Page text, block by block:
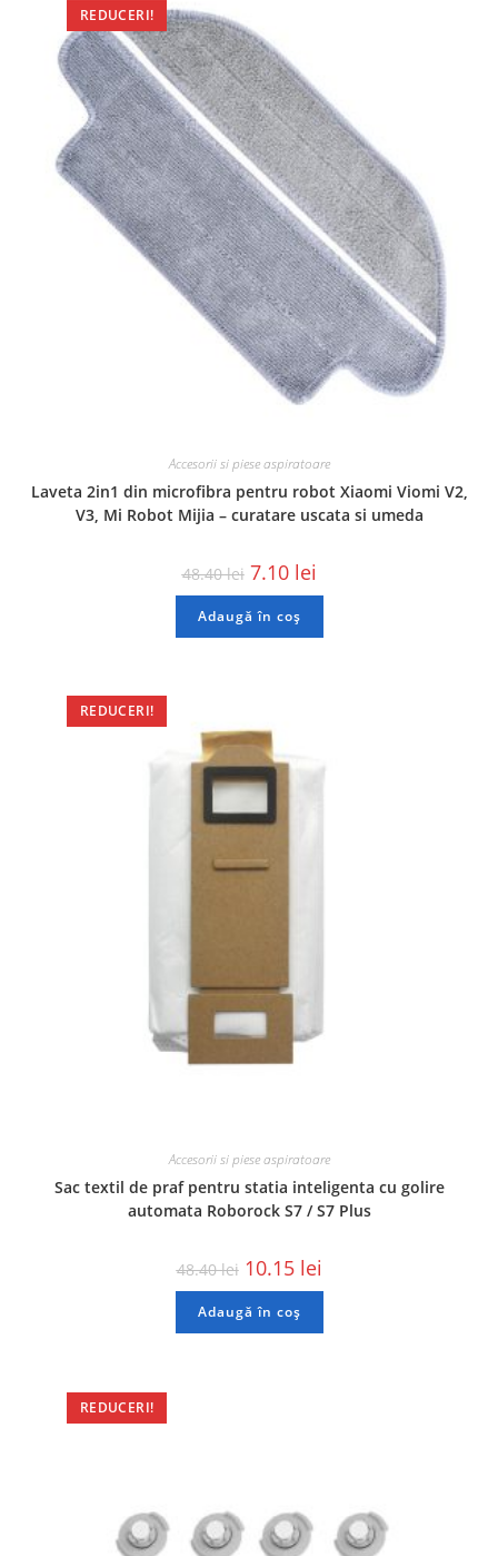
REDUCERI!
Accesorii si piese aspiratoare
Laveta 2in1 din microfibra pentru robot Xiaomi Viomi V2,
V3, Mi Robot Mijia – curatare uscata si umeda
48.40lei 7.10 lei
Adaugă în coș
REDUCERI!
Accesorii si piese aspiratoare
Sac textil de praf pentru statia inteligenta cu golire
automata Roborock S7 / S7 Plus
48.40lei 10.15 lei
Adaugă în coș
REDUCERI!